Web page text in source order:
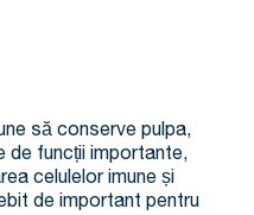
să conserve pulpa,
de funcții importante,
celulelor imune și
de important pentru